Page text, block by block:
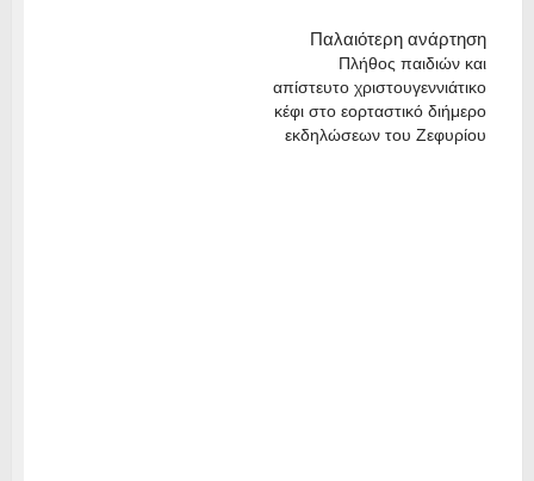
Παλαιότερη ανάρτηση
Πλήθος παιδιών και
απίστευτο χριστουγεννιάτικο
κέφι στο εορταστικό διήμερο
εκδηλώσεων του Ζεφυρίου